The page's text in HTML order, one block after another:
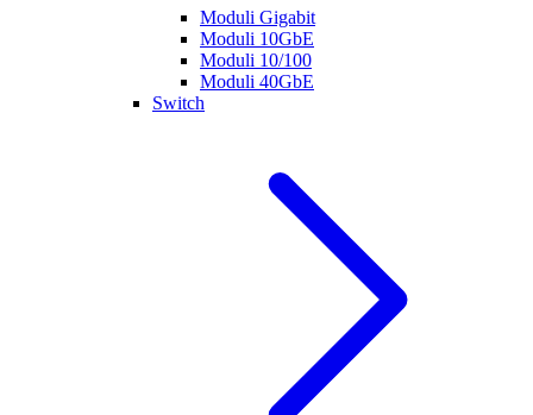
Moduli Gigabit
Moduli 10GbE
Moduli 10/100
Moduli 40GbE
Switch